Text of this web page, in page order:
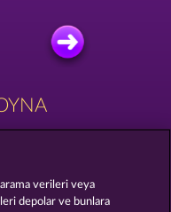
verileri veya
depolar ve bunlara